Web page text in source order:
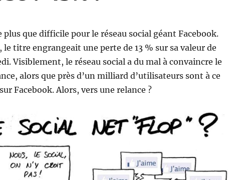
plus que difficile pour le réseau social géant Facebook.
le titre engrangeait une perte de 13 % sur sa valeur de
Visiblement, le réseau social a du mal à convaincre le
alors que près d’un milliard d’utilisateurs sont à ce
Facebook. Alors, vers une relance ?